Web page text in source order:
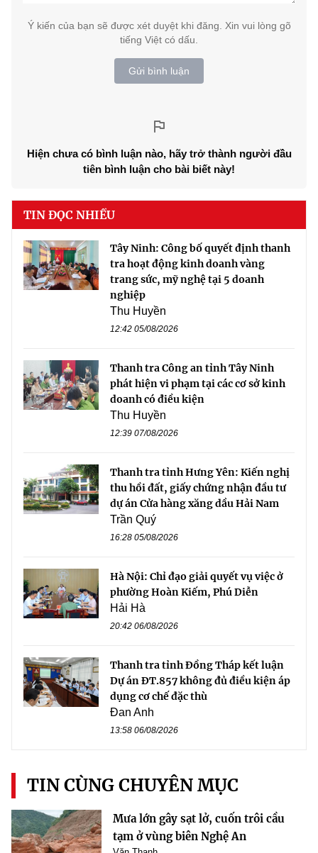
Ý kiến của bạn sẽ được xét duyệt khi đăng. Xin vui lòng gõ
tiếng Việt có dấu.
Gửi bình luận
Hiện chưa có bình luận nào, hãy trở thành người đầu
tiên bình luận cho bài biết này!
TIN ĐỌC NHIỀU
Tây Ninh: Công bố quyết định thanh
tra hoạt động kinh doanh vàng
trang sức, mỹ nghệ tại 5 doanh
nghiệp
Thu Huyền
12:42 05/08/2026
Thanh tra Công an tỉnh Tây Ninh
phát hiện vi phạm tại các cơ sở kinh
doanh có điều kiện
Thu Huyền
12:39 07/08/2026
Thanh tra tỉnh Hưng Yên: Kiến nghị
thu hồi đất, giấy chứng nhận đầu tư
dự án Cửa hàng xăng dầu Hải Nam
Trần Quý
16:28 05/08/2026
Hà Nội: Chỉ đạo giải quyết vụ việc ở
phường Hoàn Kiếm, Phú Diễn
Hải Hà
20:42 06/08/2026
Thanh tra tỉnh Đồng Tháp kết luận
Dự án ĐT.857 không đủ điều kiện áp
dụng cơ chế đặc thù
Đan Anh
13:58 06/08/2026
TIN CÙNG CHUYÊN MỤC
Mưa lớn gây sạt lở, cuốn trôi cầu
tạm ở vùng biên Nghệ An